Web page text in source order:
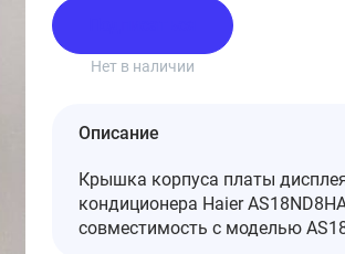
Нет в наличии
Описание
Крышка корпуса платы
кондиционера Haier
совместимость с моделью